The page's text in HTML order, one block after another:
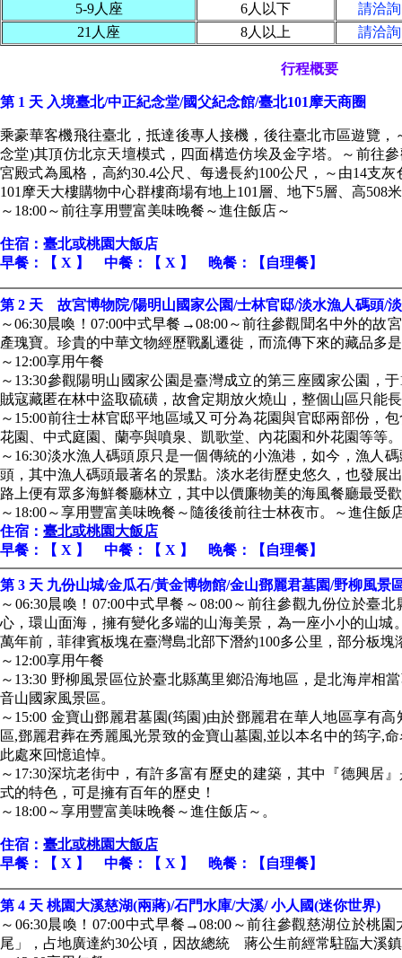
5-9人座
6人以下
請洽詢
21人座
8人以上 請洽詢
行程概要
第 1 天 入境臺北/中正紀念堂/國父紀念館/臺北101摩天商圈
乘豪華客機飛往臺北，抵達後專人接機，後往臺北市區遊覽
念堂)其頂仿北京天壇模式，四面構造仿埃及金字塔。～前往
宮殿式為風格，高約30.4公尺、每邊長約100公尺，～由14支
101摩天大樓購物中心群樓商場有地上101層、地下5層、高508
～18:00～前往享用豐富美味晚餐～進住飯店～
住宿：臺北或桃園大飯店
早餐：【 X 】 中餐：【 X 】 晚餐：【自理餐】
第 2 天 故宮博物院/陽明山國家公園/士林官邸/淡水漁人碼頭/
～06:30晨喚！07:00中式早餐→08:00～前往參觀聞名中外的故
產瑰寶。珍貴的中華文物經歷戰亂遷徙，而流傳下來的藏品多
～12:00享用午餐
～13:30參觀陽明山國家公園是臺灣成立的第三座國家公園，
賊寇藏匿在林中盜取硫磺，故會定期放火燒山，整個山區只能
～15:00前往士林官邸平地區域又可分為花園與官邸兩部份，
花園、中式庭園、蘭亭與噴泉、凱歌堂、內花園和外花園等等。
～16:30淡水漁人碼頭原只是一個傳統的小漁港，如今，漁人
頭，其中漁人碼頭最著名的景點。淡水老街歷史悠久，也發展
路上便有眾多海鮮餐廳林立，其中以價廉物美的海風餐廳最受
～18:00～享用豐富美味晚餐～隨後後前往士林夜市。～進住飯
住宿： 臺北或桃園大飯店
早餐：【 X 】 中餐：【 X 】 晚餐：【自理餐】
第 3 天 九份山城/金瓜石/黃金博物館/金山鄧麗君墓園/野柳風景
～06:30晨喚！07:00中式早餐～08:00～前往參觀九份位於臺
心，環山面海，擁有變化多端的山海美景，為一座小小的山城
萬年前，菲律賓板塊在臺灣島北部下潛約100多公里，部分板塊
～12:00享用午餐
～13:30 野柳風景區位於臺北縣萬里鄉沿海地區，是北海岸相
音山國家風景區。
～15:00 金寶山鄧麗君墓園(筠園)由於鄧麗君在華人地區享有
區,鄧麗君葬在秀麗風光景致的金寶山墓園,並以本名中的筠字,
此處來回憶追悼。
～17:30深坑老街中，有許多富有歷史的建築，其中『德興居
式的特色，可是擁有百年的歷史！
～18:00～享用豐富美味晚餐～進住飯店～。
住宿： 臺北或桃園大飯店
早餐：【 X 】 中餐：【 X 】 晚餐：【自理餐】
第 4 天 桃園大溪慈湖(兩蔣)/石門水庫/大溪/ 小人國(迷你世界)
～06:30晨喚！07:00中式早餐→08:00～前往參觀慈湖位於桃
尾」，占地廣達約30公頃，因故總統 蔣公生前經常駐臨大溪